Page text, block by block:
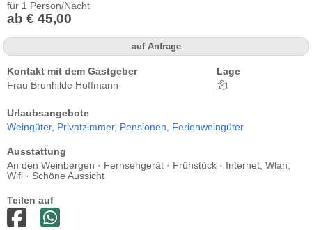
für 1 Person/Nacht
ab € 45,00
auf Anfrage
Kontakt mit dem Gastgeber
Frau Brunhilde Hoffmann
Lage
Urlaubsangebote
Weingüter, Privatzimmer, Pensionen, Ferienweingüter
Ausstattung
An den Weinbergen · Fernsehgerät · Frühstück · Internet, Wlan,
Wifi · Schöne Aussicht
Teilen auf